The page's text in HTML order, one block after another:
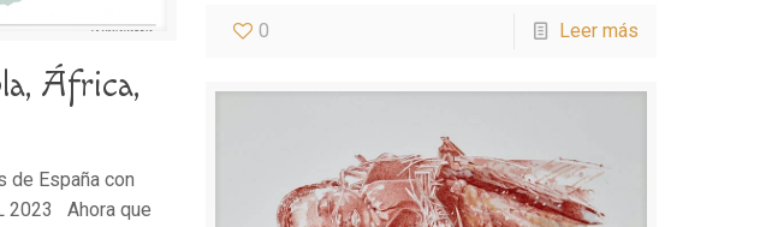
0 Leer más
África,
de España con
2023 Ahora que